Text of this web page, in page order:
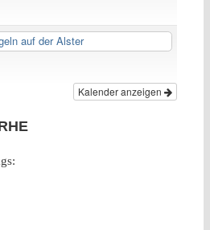
auf der Alster
Kalender anzeigen